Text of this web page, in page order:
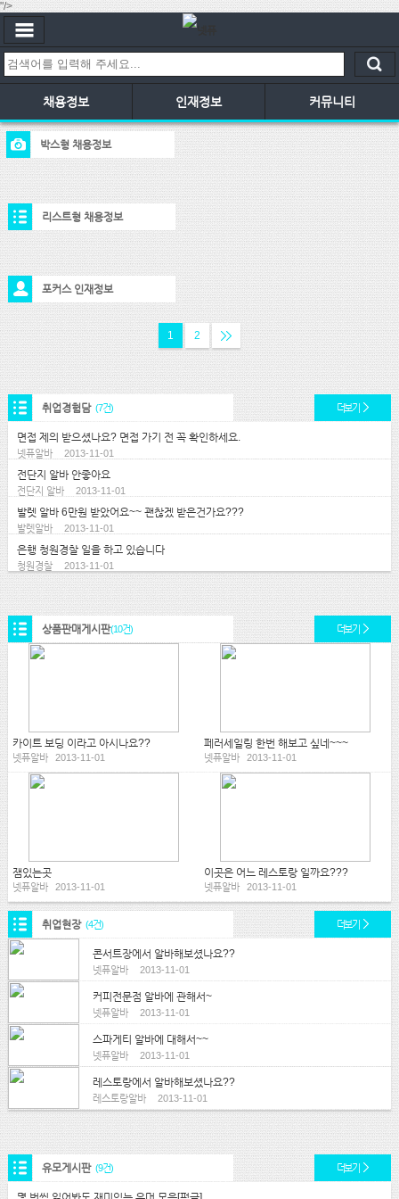
"/>
채용정보 인재정보 커뮤니티
박스형 채용정보
리스트형 채용정보
포커스 인재정보
1 2
취업경험담 (7건) 더보기
면접 제의 받으셨나요? 면접 가기 전 꼭 확인하세요.
넷퓨알바 2013-11-01
전단지 알바 안좋아요
전단지 알바 2013-11-01
발렛 알바 6만원 받았어요~~ 괜찮겠 받은건가요???
발렛알바 2013-11-01
은행 청원경찰 일을 하고 있습니다
청원경찰 2013-11-01
상품판매게시판(10건) 더보기
카이트 보딩 이라고 아시나요??
넷퓨알바 2013-11-01
페러세일링 한번 해보고 싶네~~~
넷퓨알바 2013-11-01
잼있는곳
넷퓨알바 2013-11-01
이곳은 어느 레스토랑 일까요???
넷퓨알바 2013-11-01
취업현장 (4건) 더보기
콘서트장에서 알바해보셨나요??
넷퓨알바 2013-11-01
커피전문점 알바에 관해서~
넷퓨알바 2013-11-01
스파게티 알바에 대해서~~
넷퓨알바 2013-11-01
레스토랑에서 알바해보셨나요??
레스토랑알바 2013-11-01
유모게시판 (9건) 더보기